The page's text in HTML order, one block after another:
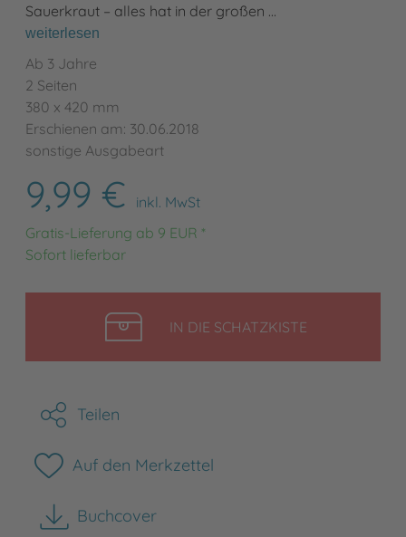
Sauerkraut – alles hat in der großen …
weiterlesen
Ab 3 Jahre
2 Seiten
380 x 420 mm
Erschienen am: 30.06.2018
sonstige Ausgabeart
9,99 €
inkl. MwSt
Gratis-Lieferung ab 9 EUR *
Sofort lieferbar
IN DIE SCHATZKISTELEGEN
Teilen
Auf den Merkzettel
Buchcover
herunterladen